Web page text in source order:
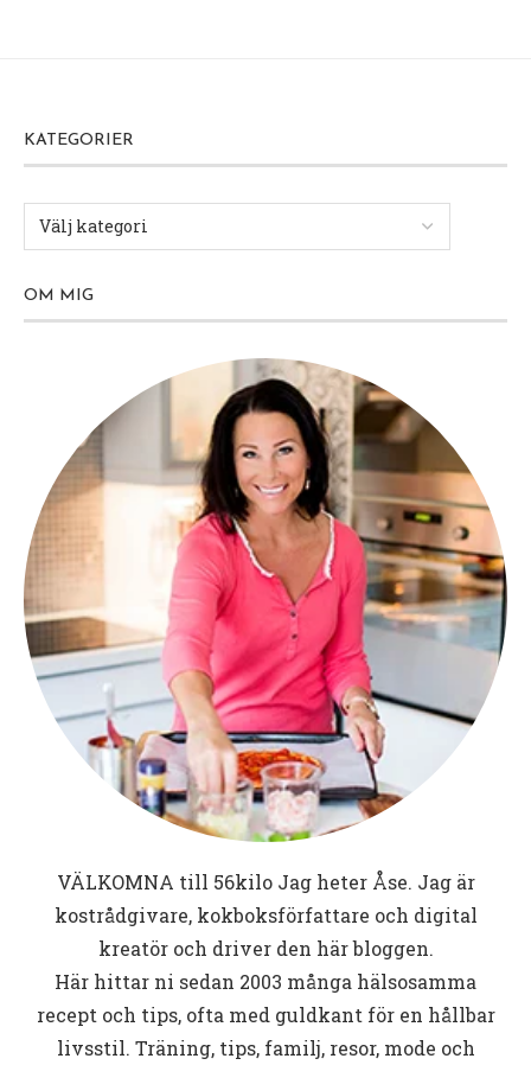
KATEGORIER
OM MIG
VÄLKOMNA till 56kiloJag heter Åse. Jag är
kostrådgivare, kokboksförfattare och digital
kreatör och driver den här bloggen.
Här hittar ni sedan 2003 många hälsosamma
recept och tips, ofta med guldkant för en hållbar
livsstil. Träning, tips, familj, resor, mode och